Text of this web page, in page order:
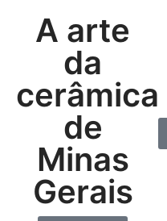
A arte
da
cerâmica
de
Minas
Gerais